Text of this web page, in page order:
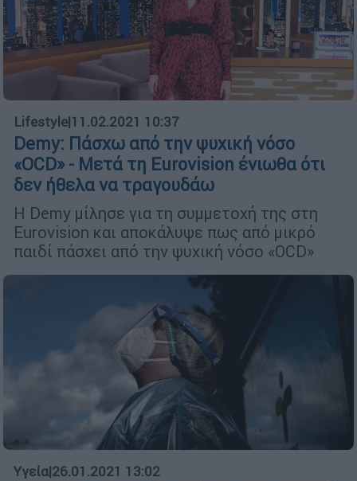
Lifestyle|11.02.2021 10:37
Demy: Πάσχω από την ψυχική νόσο
«OCD» - Μετά τη Eurovision ένιωθα ότι
δεν ήθελα να τραγουδάω
Η Demy μίλησε για τη συμμετοχή της στη
Eurovision και αποκάλυψε πως από μικρό
παιδί πάσχει από την ψυχική νόσο «OCD»
Υγεία|26.01.2021 13:02